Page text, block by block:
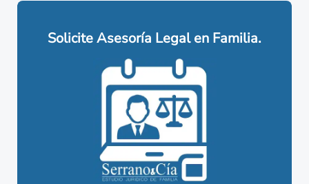
Solicite Asesoría Legal en Familia.